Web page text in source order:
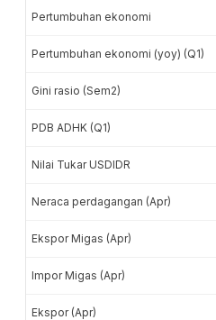
Pertumbuhan ekonomi
Pertumbuhan ekonomi (yoy) (Q1)
Gini rasio (Sem2)
PDB ADHK (Q1)
Nilai Tukar USDIDR
Neraca perdagangan (Apr)
Ekspor Migas (Apr)
Impor Migas (Apr)
Ekspor (Apr)